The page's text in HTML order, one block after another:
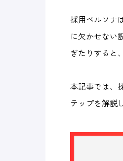
採用ペルソナ
に欠かせない
ぎたりすると
本記事では、
テップを解説